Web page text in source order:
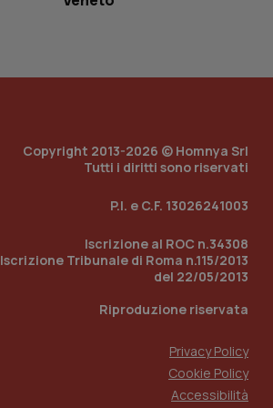
Copyright 2013-2026 © Homnya Srl
Tutti i diritti sono riservati
P.I. e C.F. 13026241003
Iscrizione al ROC n.34308
Iscrizione Tribunale di Roma n.115/2013
del 22/05/2013
Riproduzione riservata
Privacy Policy
Cookie Policy
Accessibilità